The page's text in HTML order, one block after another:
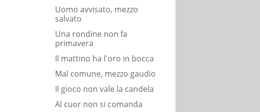
Uomo avvisato, mezzo
salvato
Una rondine non fa
primavera
Il mattino ha l'oro in bocca
Mal comune, mezzo gaudio
Il gioco non vale la candela
Al cuor non si comanda